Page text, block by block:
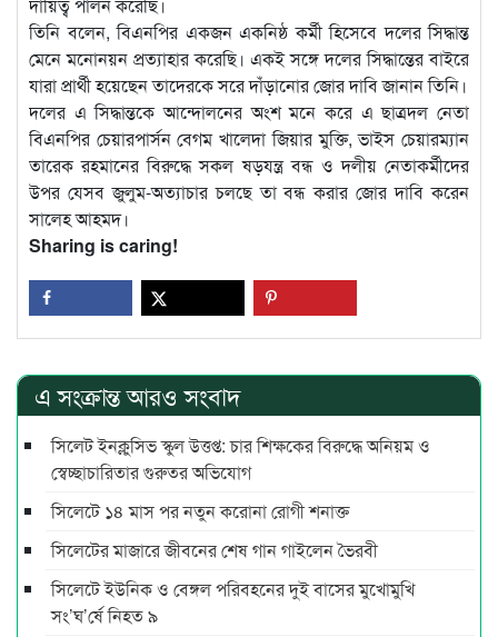
তিনি বলেন, বিএনপির একজন একনিষ্ঠ কর্মী হিসেবে দলের সিদ্ধান্ত
মেনে মনোনয়ন প্রত্যাহার করেছি। একই সঙ্গে দলের সিদ্ধান্তের বাইরে
যারা প্রার্থী হয়েছেন তাদেরকে সরে দাঁড়ানোর জোর দাবি জানান তিনি।
দলের এ সিদ্ধান্তকে আন্দোলনের অংশ মনে করে এ ছাত্রদল নেতা
বিএনপির চেয়ারপার্সন বেগম খালেদা জিয়ার মুক্তি, ভাইস চেয়ারম্যান
তারেক রহমানের বিরুদ্ধে সকল ষড়যন্ত্র বন্ধ ও দলীয় নেতাকর্মীদের
উপর যেসব জুলুম-অত্যাচার চলছে তা বন্ধ করার জোর দাবি করেন
সালেহ আহমদ।
Sharing is caring!
এ সংক্রান্ত আরও সংবাদ
সিলেট ইনক্লুসিভ স্কুল উত্তপ্ত: চার শিক্ষকের বিরুদ্ধে অনিয়ম ও
স্বেচ্ছাচারিতার গুরুতর অভিযোগ
সিলেটে ১৪ মাস পর নতুন করোনা রোগী শনাক্ত
সিলেটের মাজারে জীবনের শেষ গান গাইলেন ভৈরবী
সিলেটে ইউনিক ও বেঙ্গল পরিবহনের দুই বাসের মুখোমুখি
সং’ঘ’র্ষে নিহত ৯